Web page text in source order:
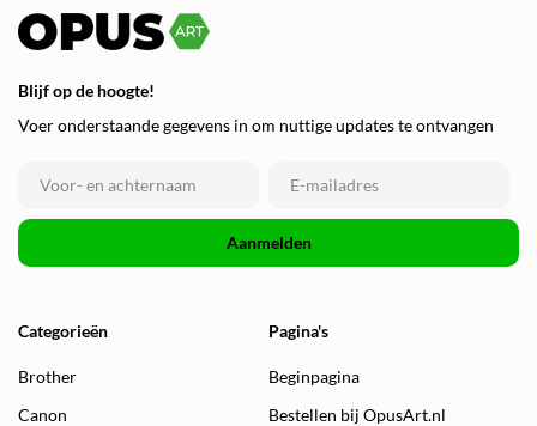
Blijf op de hoogte!
Voer onderstaande gegevens in om nuttige updates te ontvangen
Aanmelden
Categorieën
Brother
Canon
Pagina's
Beginpagina
Bestellen bij OpusArt.nl